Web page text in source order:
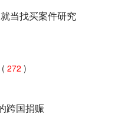
当找买案件研究
272 )
跨国捐赈